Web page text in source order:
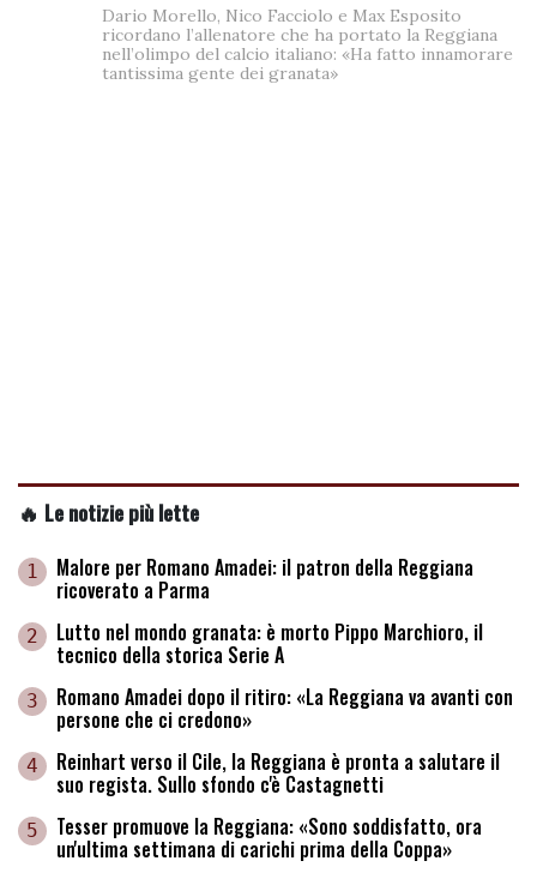
Dario Morello, Nico Facciolo e Max Esposito
ricordano l’allenatore che ha portato la Reggiana
nell’olimpo del calcio italiano: «Ha fatto innamorare
tantissima gente dei granata»
🔥 Le notizie più lette
1 Malore per Romano Amadei: il patron della Reggiana
ricoverato a Parma
2 Lutto nel mondo granata: è morto Pippo Marchioro, il
tecnico della storica Serie A
3 Romano Amadei dopo il ritiro: «La Reggiana va avanti con
persone che ci credono»
4 Reinhart verso il Cile, la Reggiana è pronta a salutare il
suo regista. Sullo sfondo c'è Castagnetti
5 Tesser promuove la Reggiana: «Sono soddisfatto, ora
un'ultima settimana di carichi prima della Coppa»